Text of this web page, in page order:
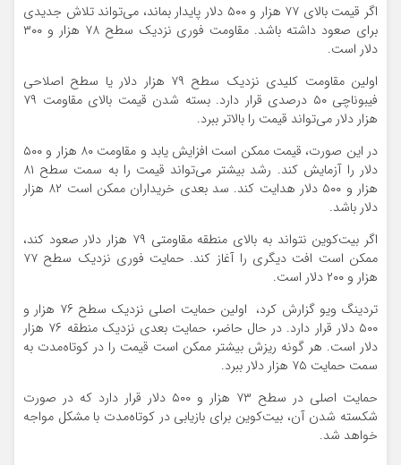
اگر قیمت بالای ۷۷ هزار و ۵۰۰ دلار پایدار بماند، می‌تواند تلاش جدیدی
برای صعود داشته باشد. مقاومت فوری نزدیک سطح ۷۸ هزار و ۳۰۰
دلار است.
اولین مقاومت کلیدی نزدیک سطح ۷۹ هزار دلار یا سطح اصلاحی
فیبوناچی ۵۰ درصدی قرار دارد. بسته شدن قیمت بالای مقاومت ۷۹
هزار دلار می‌تواند قیمت را بالاتر ببرد.
در این صورت، قیمت ممکن است افزایش یابد و مقاومت ۸۰ هزار و ۵۰۰
دلار را آزمایش کند. رشد بیشتر می‌تواند قیمت را به سمت سطح ۸۱
هزار و ۵۰۰ دلار هدایت کند. سد بعدی خریداران ممکن است ۸۲ هزار
دلار باشد.
اگر بیت‌کوین نتواند به بالای منطقه مقاومتی ۷۹ هزار دلار صعود کند،
ممکن است افت دیگری را آغاز کند. حمایت فوری نزدیک سطح ۷۷
هزار و ۲۰۰ دلار است.
تردینگ ویو گزارش کرد، اولین حمایت اصلی نزدیک سطح ۷۶ هزار و
۵۰۰ دلار قرار دارد. در حال حاضر، حمایت بعدی نزدیک منطقه ۷۶ هزار
دلار است. هر گونه ریزش بیشتر ممکن است قیمت را در کوتاه‌مدت به
سمت حمایت ۷۵ هزار دلار ببرد.
حمایت اصلی در سطح ۷۳ هزار و ۵۰۰ دلار قرار دارد که در صورت
شکسته شدن آن، بیت‌کوین برای بازیابی در کوتاه‌مدت با مشکل مواجه
خواهد شد.